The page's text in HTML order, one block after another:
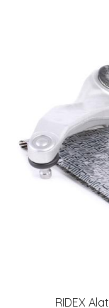
RIDEX